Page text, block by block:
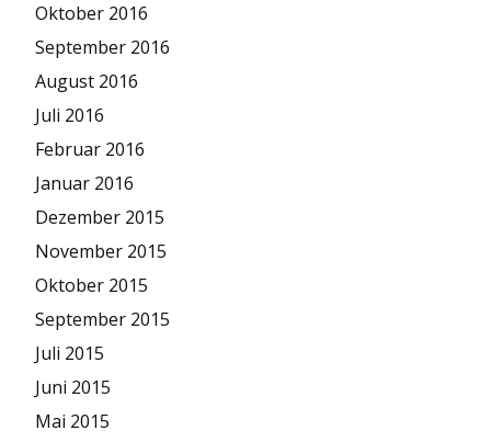
Oktober 2016
September 2016
August 2016
Juli 2016
Februar 2016
Januar 2016
Dezember 2015
November 2015
Oktober 2015
September 2015
Juli 2015
Juni 2015
Mai 2015